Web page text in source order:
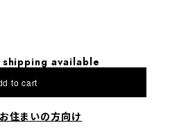
available
to cart
住まいの方向け